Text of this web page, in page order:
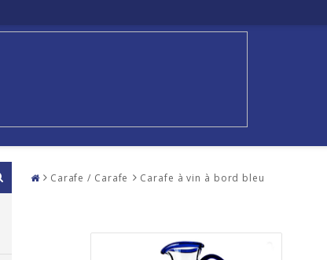
Carafe / Carafe Carafe à vin à bord bleu